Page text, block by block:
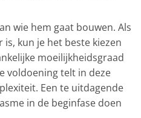
wie hem gaat bouwen. Als
kun je het beste kiezen
moeilijkheidsgraad
voldoening telt in deze
Een te uitdagende
in de beginfase doen